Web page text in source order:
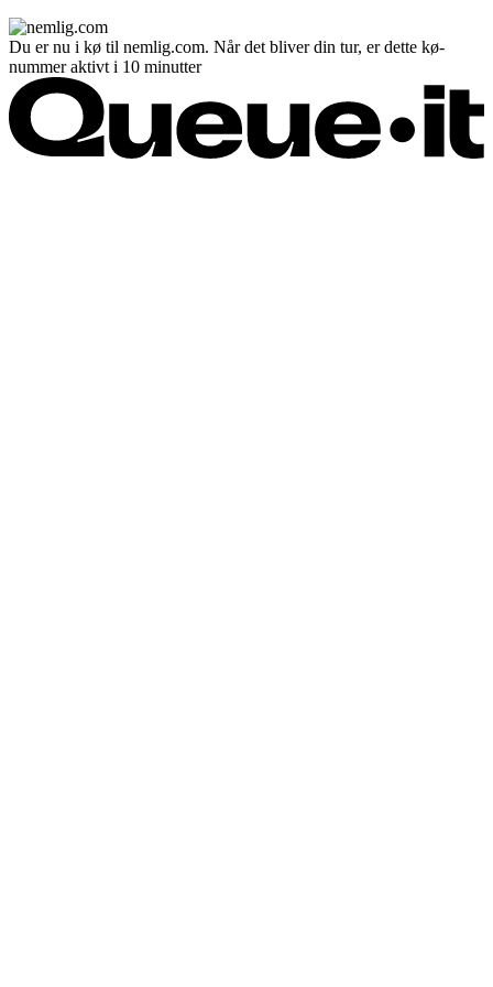
Du er nu i kø til nemlig.com. Når det bliver din tur, er dette kø-
nummer aktivt i 10 minutter